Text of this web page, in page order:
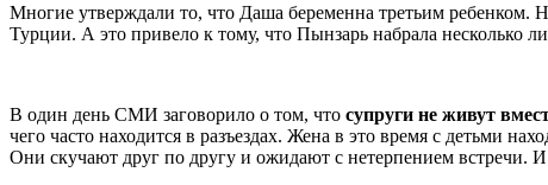
Многие утверждали то, что Даша беременна третьим ребенком.
Турции. А это привело к тому, что Пынзарь набрала несколько
В один день СМИ заговорило о том, что супруги не живут
чего часто находится в разъездах. Жена в это время с детьми
Они скучают друг по другу и ожидают с нетерпением встречи.